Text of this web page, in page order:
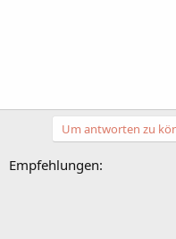
Um antworten zu
Empfehlungen: